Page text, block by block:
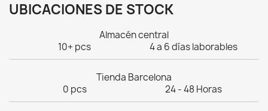
UBICACIONES DE STOCK
Almacén central
10+ pcs
4 a 6 días laborables
Tienda Barcelona
0 pcs
24 - 48 Horas